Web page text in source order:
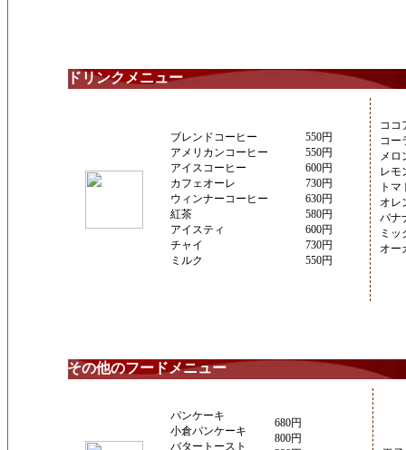
ドリンクメニュー
ブレンドコーヒー
アメリカンコーヒー
アイスコーヒー
カフェオーレ
ウィンナーコーヒー
紅茶
アイスティ
チャイ
ミルク
550円
550円
600円
730円
630円
580円
600円
730円
550円
ココ
コー
メロ
レモ
ト
オレ
バナ
ミッ
オー
その他のフードメニュー
パンケーキ
小倉パンケーキ
バタートースト
680円
800円